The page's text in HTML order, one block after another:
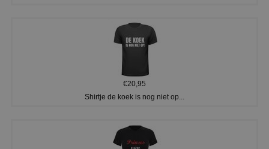
€20,95
Shirtje de koek is nog niet op...